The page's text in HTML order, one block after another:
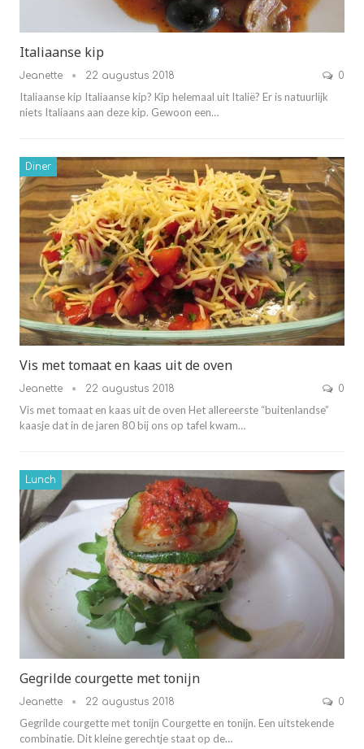
Italiaanse kip
Jeanette 22 augustus 2018 0
Italiaanse kip Italiaanse kip? Kip helemaal uit Italië? Er is natuurlijk
niets Italiaans aan deze kip. Gewoon een…
Diner
Vis met tomaat en kaas uit de oven
Jeanette 22 augustus 2018 0
Vis met tomaat en kaas uit de oven Het allereerste “buitenlandse”
kaasje dat in de jaren 80 bij ons op tafel kwam…
Lunch
Gegrilde courgette met tonijn
Jeanette 22 augustus 2018 0
Gegrilde courgette met tonijn Courgette en tonijn. Een uitstekende
combinatie. Dit kleine gerechtje staat op de…